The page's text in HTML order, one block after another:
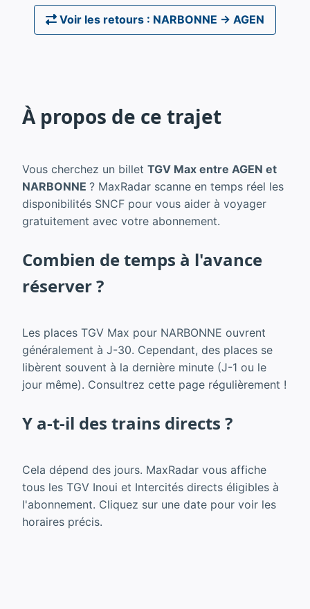
Voir les retours : NARBONNE → AGEN
À propos de ce trajet
Vous cherchez un billet TGV Max entre AGEN et
NARBONNE ? MaxRadar scanne en temps réel les
disponibilités SNCF pour vous aider à voyager
gratuitement avec votre abonnement.
Combien de temps à l'avance
réserver ?
Les places TGV Max pour NARBONNE ouvrent
généralement à J-30. Cependant, des places se
libèrent souvent à la dernière minute (J-1 ou le
jour même). Consultrez cette page régulièrement !
Y a-t-il des trains directs ?
Cela dépend des jours. MaxRadar vous affiche
tous les TGV Inoui et Intercités directs éligibles à
l'abonnement. Cliquez sur une date pour voir les
horaires précis.